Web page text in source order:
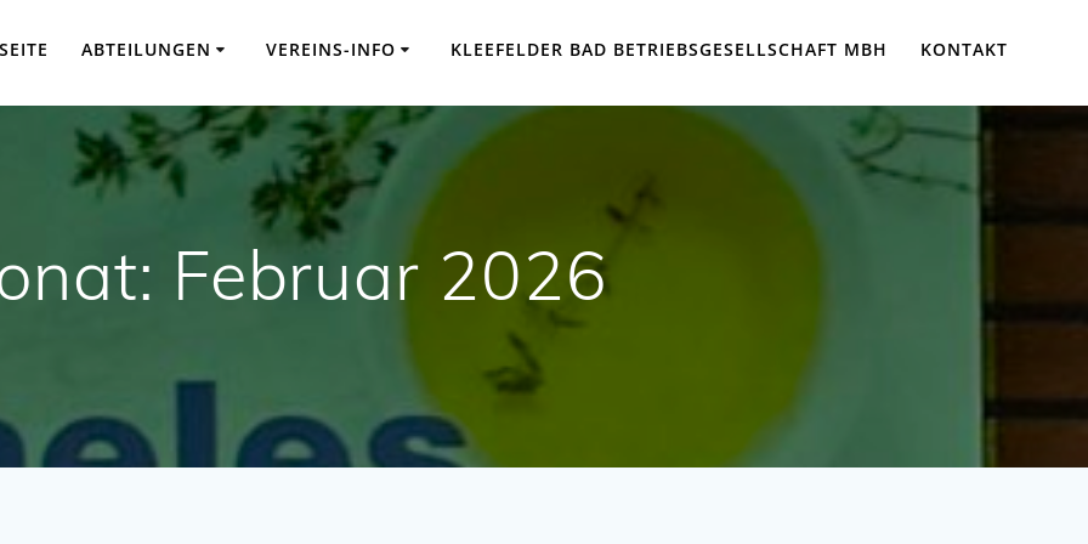
ABTEILUNGEN VEREINS-INFO KLEEFELDER BAD BETRIEBSGESELLSCHAFT MBH KONTAKT
Februar 2026